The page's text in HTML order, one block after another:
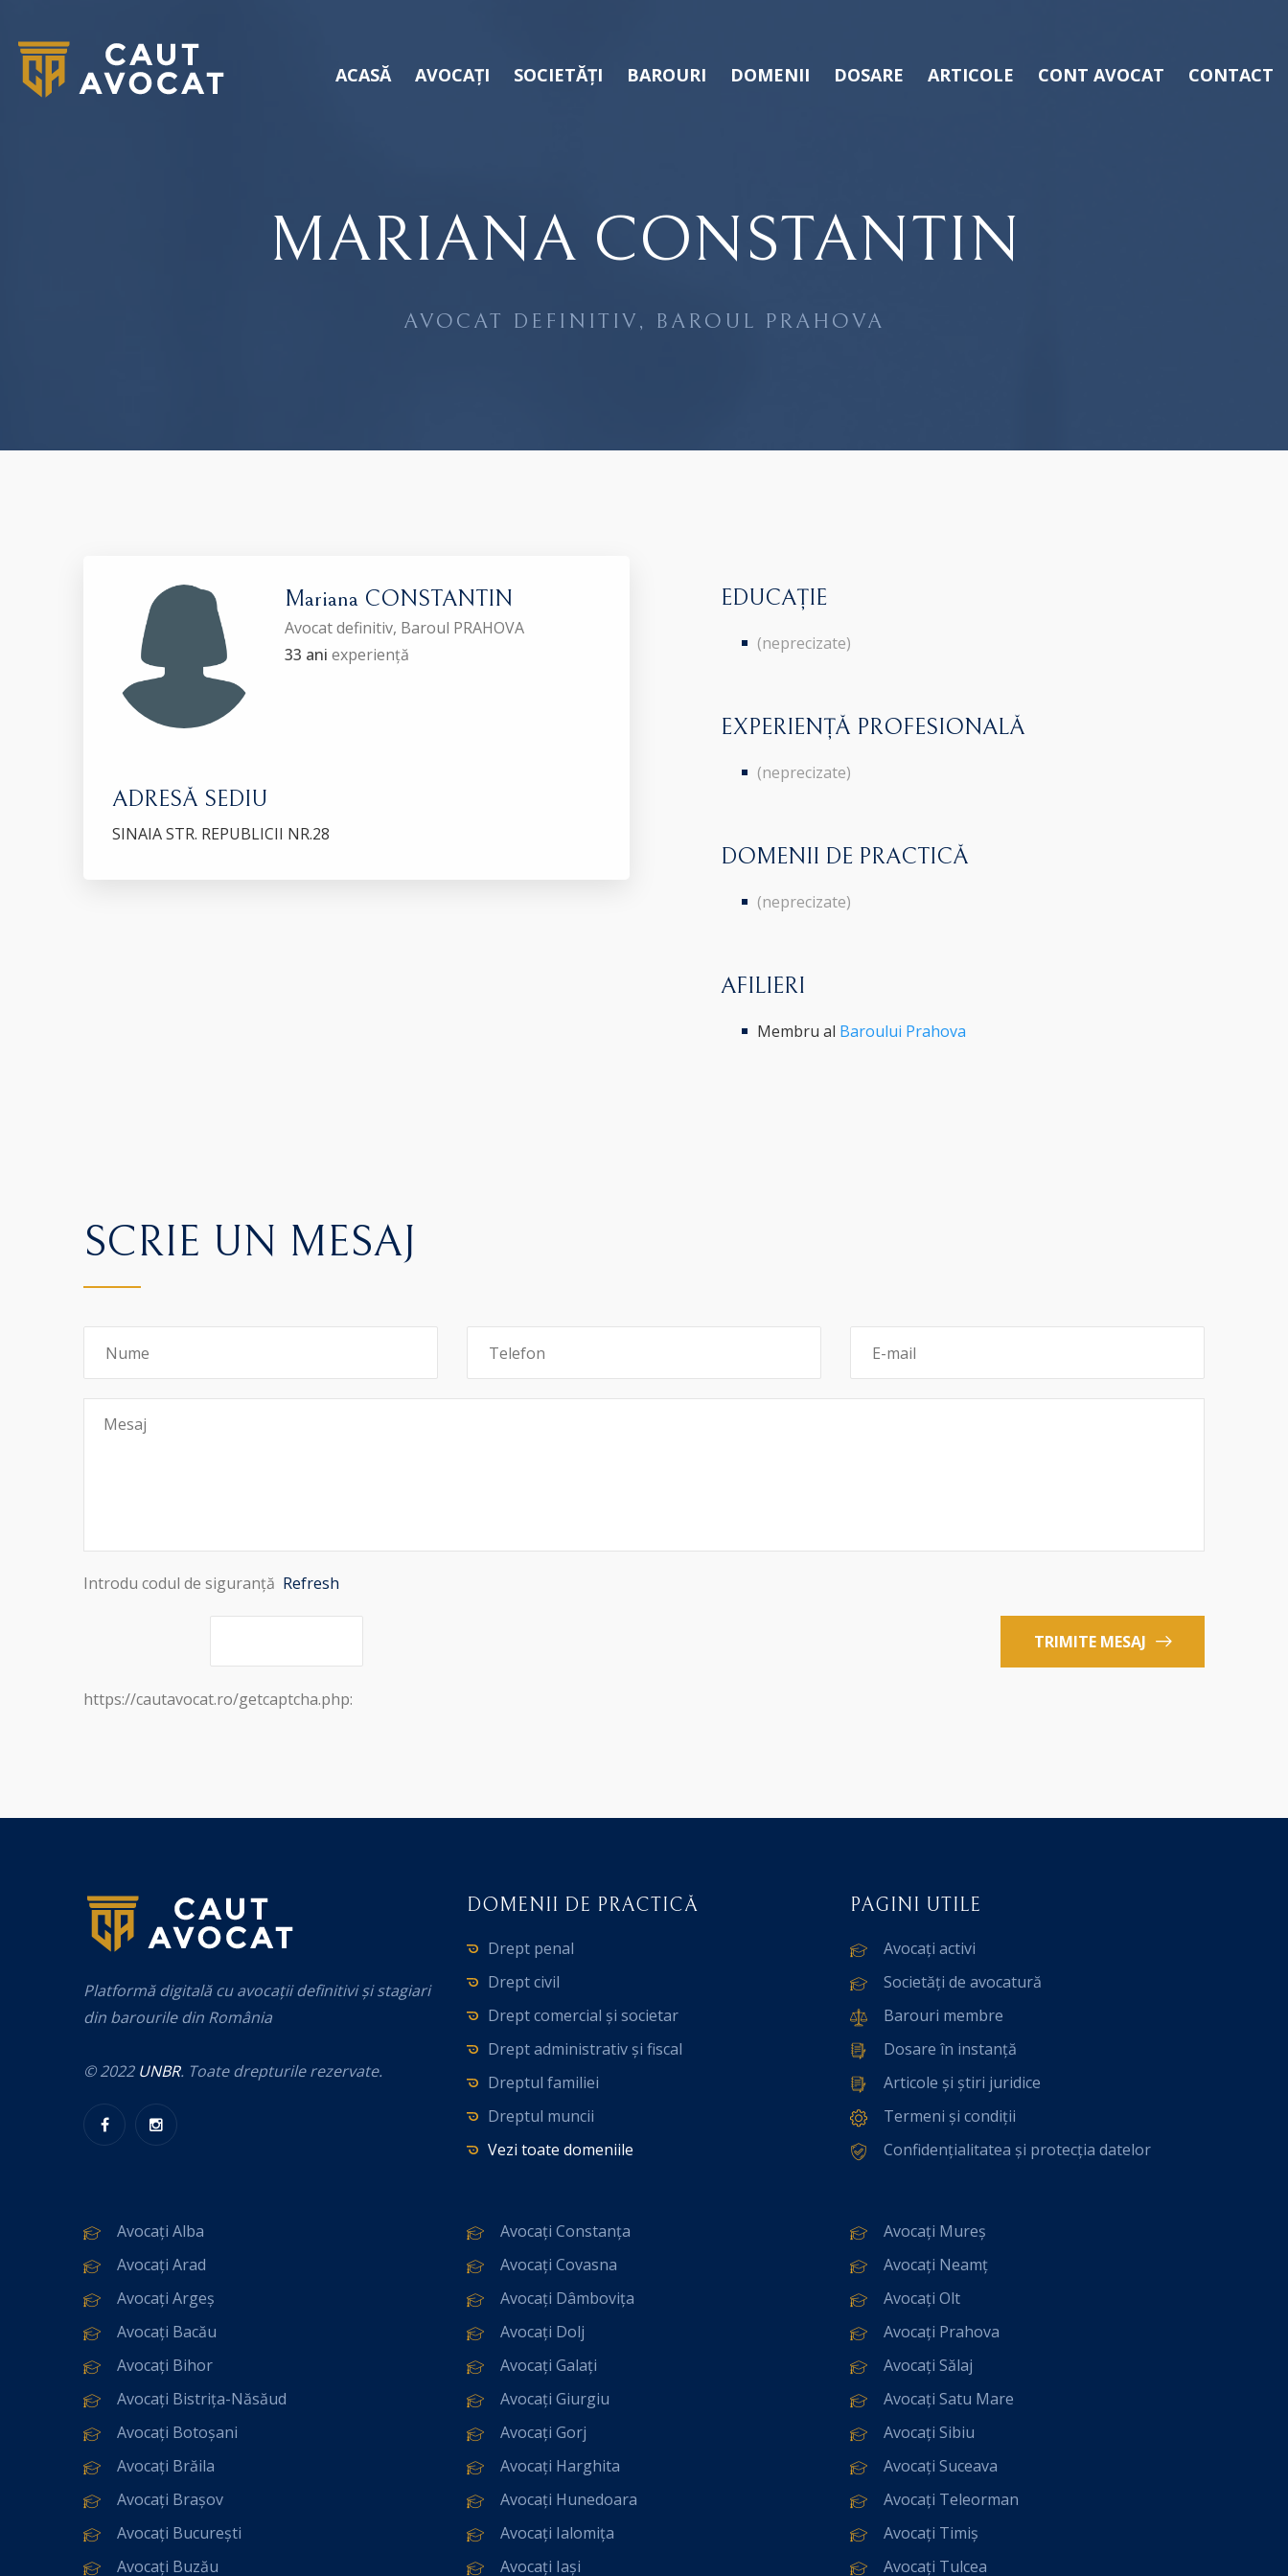
ACASĂ AVOCAȚI SOCIETĂȚI BAROURI DOMENII DOSARE ARTICOLE CONT AVOCAT CONTACT
MARIANA CONSTANTIN
AVOCAT DEFINITIV, BAROUL PRAHOVA
Mariana CONSTANTIN
Avocat definitiv, Baroul PRAHOVA
33 ani experiență
ADRESĂ SEDIU
SINAIA STR. REPUBLICII NR.28
EDUCAȚIE
(neprecizate)
EXPERIENȚĂ PROFESIONALĂ
(neprecizate)
DOMENII DE PRACTICĂ
(neprecizate)
AFILIERI
Membru al Baroului Prahova
SCRIE UN MESAJ
Introdu codul de siguranță Refresh
TRIMITE MESAJ
https://cautavocat.ro/getcaptcha.php:
Platformă digitală cu avocații definitivi și stagiari
din barourile din România
© 2022 UNBR. Toate drepturile rezervate.
DOMENII DE PRACTICĂ
Drept penal
Drept civil
Drept comercial și societar
Drept administrativ și fiscal
Dreptul familiei
Dreptul muncii
Vezi toate domeniile
PAGINI UTILE
Avocați activi
Societăți de avocatură
Barouri membre
Dosare în instanță
Articole și știri juridice
Termeni și condiții
Confidențialitatea și protecția datelor
Avocați Alba
Avocați Arad
Avocați Argeș
Avocați Bacău
Avocați Bihor
Avocați Bistrița-Năsăud
Avocați Botoșani
Avocați Brăila
Avocați Brașov
Avocați București
Avocați Buzău
Avocați Constanța
Avocați Covasna
Avocați Dâmbovița
Avocați Dolj
Avocați Galați
Avocați Giurgiu
Avocați Gorj
Avocați Harghita
Avocați Hunedoara
Avocați Ialomița
Avocați Iași
Avocați Mureș
Avocați Neamț
Avocați Olt
Avocați Prahova
Avocați Sălaj
Avocați Satu Mare
Avocați Sibiu
Avocați Suceava
Avocați Teleorman
Avocați Timiș
Avocați Tulcea